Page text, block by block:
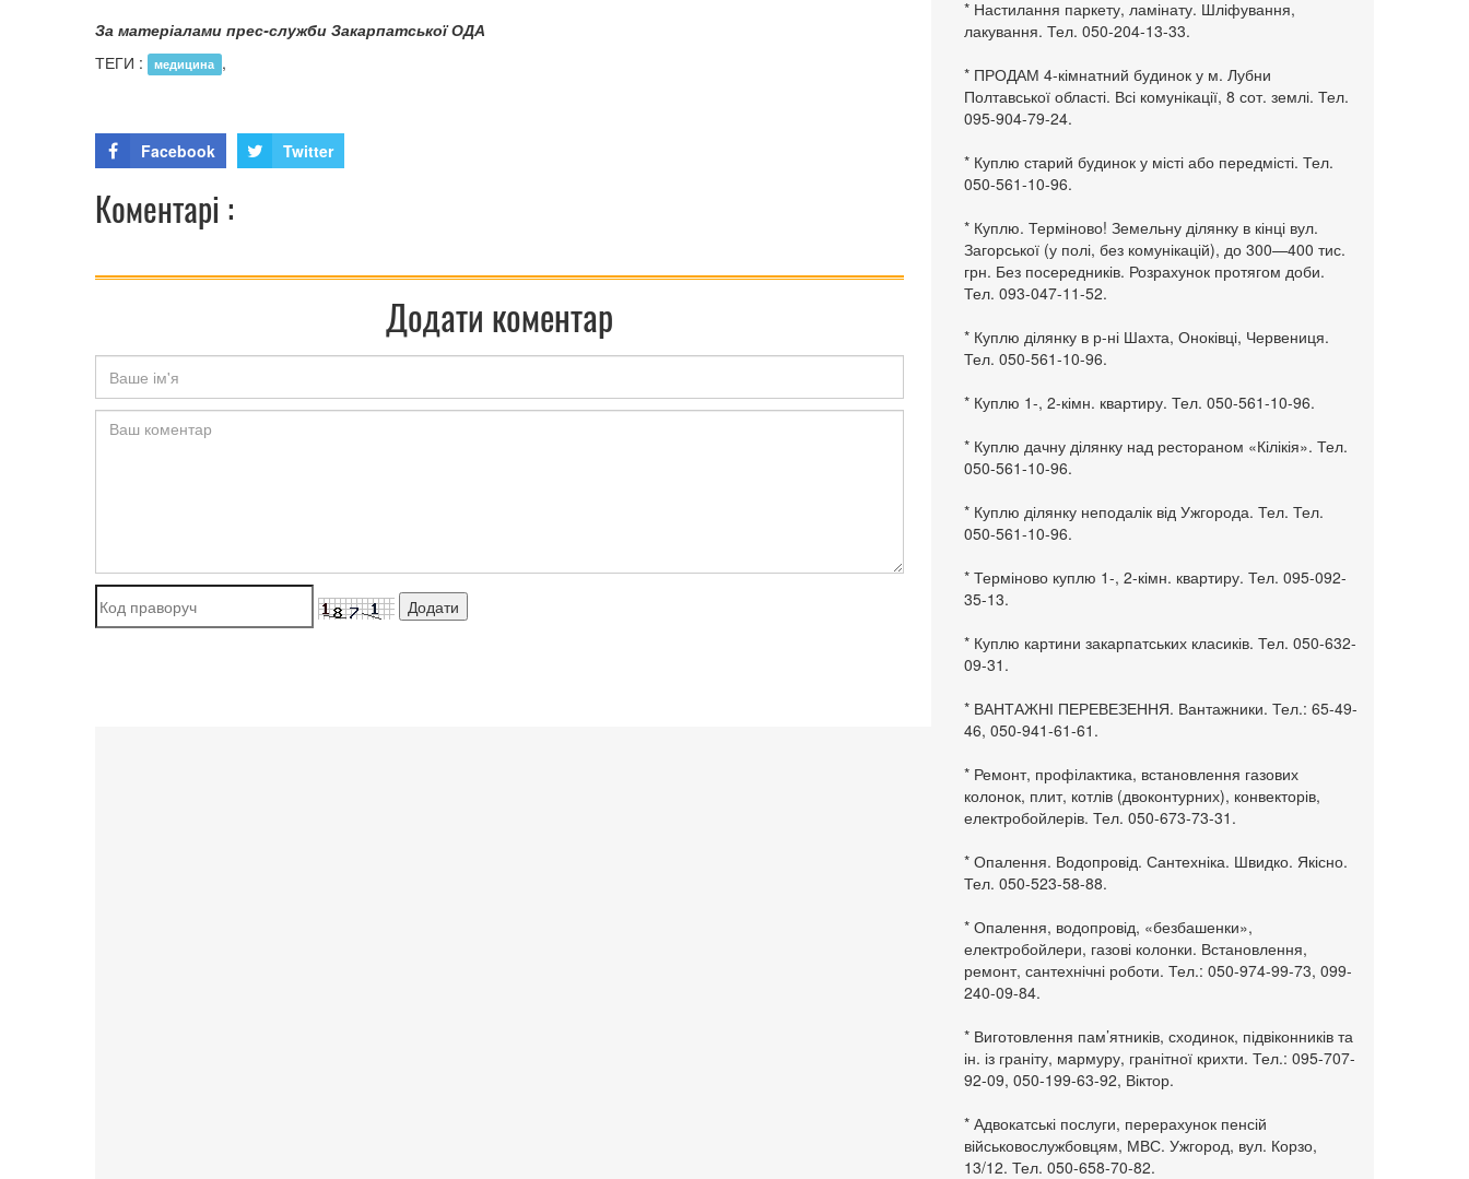
За матеріалами прес-служби Закарпатської ОДА
ТЕГИ :
медицина ,
Facebook Twitter
Коментарі :
Додати коментар
* Настилання паркету, ламінату. Шліфування,
лакування. Тел. 050-204-13-33.
* ПРОДАМ 4-кімнатний будинок у м. Лубни
Полтавської області. Всі комунікації, 8 сот. землі. Тел.
095-904-79-24.
* Куплю старий будинок у місті або передмісті. Тел.
050-561-10-96.
* Куплю. Терміново! Земельну ділянку в кінці вул.
Загорської (у полі, без комунікацій), до 300—400 тис.
грн. Без посередників. Розрахунок протягом доби.
Тел. 093-047-11-52.
* Куплю ділянку в р-ні Шахта, Оноківці, Червениця.
Тел. 050-561-10-96.
* Куплю 1-, 2-кімн. квартиру. Тел. 050-561-10-96.
* Куплю дачну ділянку над рестораном «Кілікія». Тел.
050-561-10-96.
* Куплю ділянку неподалік від Ужгорода. Тел. Тел.
050-561-10-96.
* Терміново куплю 1-, 2-кімн. квартиру. Тел. 095-092-
35-13.
* Куплю картини закарпатських класиків. Тел. 050-632-
09-31.
* ВАНТАЖНІ ПЕРЕВЕЗЕННЯ. Вантажники. Тел.: 65-49-
46, 050-941-61-61.
* Ремонт, профілактика, встановлення газових
колонок, плит, котлів (двоконтурних), конвекторів,
електробойлерів. Тел. 050-673-73-31.
* Опалення. Водопровід. Сантехніка. Швидко. Якісно.
Тел. 050-523-58-88.
* Опалення, водопровід, «безбашенки»,
електробойлери, газові колонки. Встановлення,
ремонт, сантехнічні роботи. Тел.: 050-974-99-73, 099-
240-09-84.
* Виготовлення пам’ятників, сходинок, підвіконників та
ін. із граніту, мармуру, гранітної крихти. Тел.: 095-707-
92-09, 050-199-63-92, Віктор.
* Адвокатські послуги, перерахунок пенсій
військовослужбовцям, МВС. Ужгород, вул. Корзо,
13/12. Тел. 050-658-70-82.